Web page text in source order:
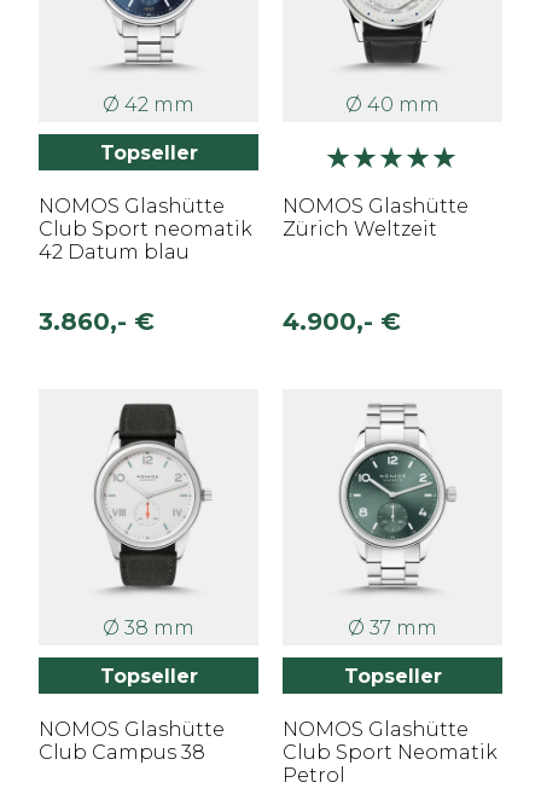
Ø 42 mm
Topseller
NOMOS Glashütte
Club Sport neomatik
42 Datum blau
3.860,- €
Ø 40 mm
NOMOS Glashütte
Zürich Weltzeit
4.900,- €
Ø 38 mm
Topseller
NOMOS Glashütte
Club Campus 38
Ø 37 mm
Topseller
NOMOS Glashütte
Club Sport Neomatik
Petrol